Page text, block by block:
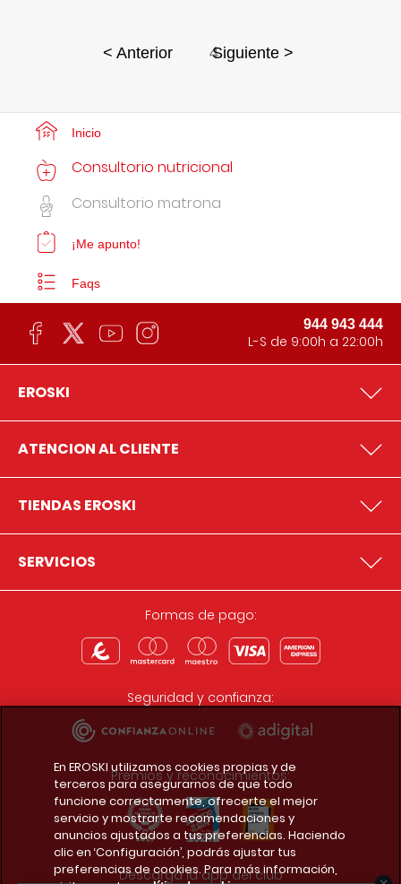
< Anterior 4
Siguiente >
Inicio
Consultorio nutricional
Consultorio matrona
¡Me apunto!
Faqs
944 943 444
L-S de 9:00h a 22:00h
EROSKI
ATENCION AL CLIENTE
TIENDAS EROSKI
SERVICIOS
Formas de pago:
Seguridad y confianza:
Premios y reconocimientos:
Descarga la app del club
En EROSKI utilizamos cookies propias y de
terceros para asegurarnos de que todo
funcione correctamente, ofrecerte el mejor
servicio y mostrarte recomendaciones y
anuncios ajustados a tus preferencias. Haciendo
clic en ‘Configuración’, podrás ajustar tus
preferencias de cookies. Para más información,